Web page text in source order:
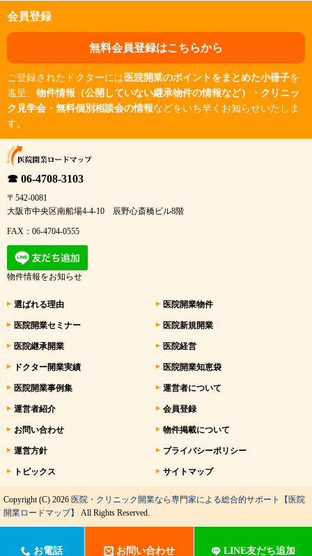
会員登録
無料会員登録はこちらから
ご登録されたドクターには 医院開業のポイントをまとめた小冊子を
進呈、 物件情報（公開していない継承物件の情報など）・クリニッ
ク見学会・無料個別相談会の情報などをいち早くお知らせいたしま
す。
☎ 06-4708-3103
〒542-0081
大阪市中央区南船場4-4-10 辰野心斎橋ビル8階
FAX：06-4704-0555
物件情報をお知らせ
選ばれる理由 医院開業物件
医院開業セミナー 医院新規開業
医院継承開業 医院経営
ドクター開業実績 医院開業知恵袋
医院開業事例集 運営者について
運営者紹介 会員登録
お問い合わせ 物件掲載について
運営方針 プライバシーポリシー
トピックス サイトマップ
お電話 お問い合わせ LINE友だち追加
Copyright (C) 2026 医院・クリニック開業なら専門家による総合的サポート【医院
開業ロードマップ】
All Rights Reserved.